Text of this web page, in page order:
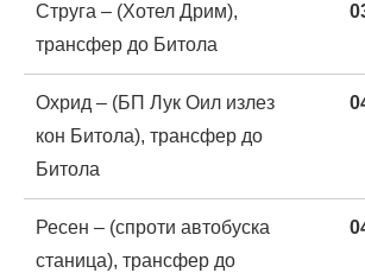
Струга – (Хотел Дрим),
трансфер до Битола
Охрид – (БП Лук Оил излез
кон Битола), трансфер до
Битола
Ресен – (спроти автобуска
станица), трансфер до